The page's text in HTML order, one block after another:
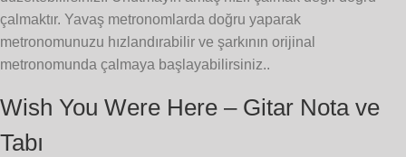
çalmaktır. Yavaş metronomlarda doğru yaparak
metronomunuzu hızlandırabilir ve şarkının orijinal
metronomunda çalmaya başlayabilirsiniz..
Wish You Were Here – Gitar Nota ve
Tabı